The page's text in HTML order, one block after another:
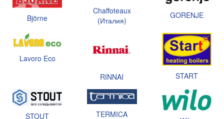
Björne
Chaffoteaux
(Италия)
GORENJE
Lavoro Eco
RINNAI
START
STOUT TERMICA